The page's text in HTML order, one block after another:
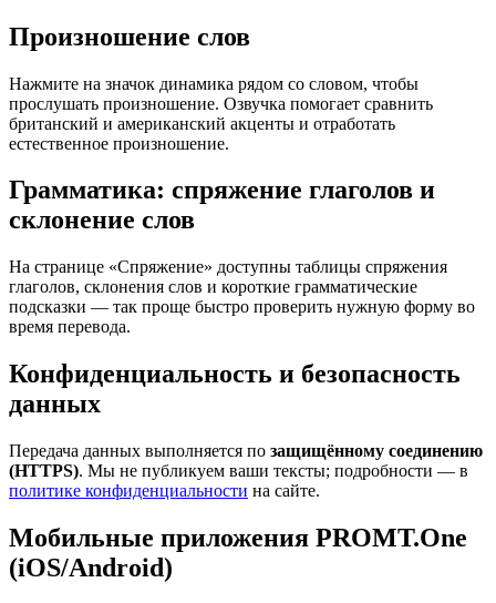
Произношение слов
Нажмите на значок динамика рядом со словом, чтобы
прослушать произношение. Озвучка помогает сравнить
британский и американский акценты и отработать
естественное произношение.
Грамматика: спряжение глаголов и
склонение слов
На странице «Спряжение» доступны таблицы спряжения
глаголов, склонения слов и короткие грамматические
подсказки — так проще быстро проверить нужную форму во
время перевода.
Конфиденциальность и безопасность
данных
Передача данных выполняется по защищённому соединению
(HTTPS). Мы не публикуем ваши тексты; подробности — в
политике конфиденциальности на сайте.
Мобильные приложения PROMT.One
(iOS/Android)